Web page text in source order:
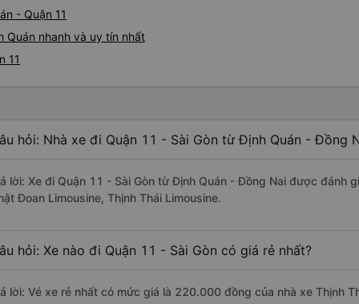
- Quận 11
Quán nhanh và uy tín nhất
11
hỏi: Nhà xe đi Quận 11 - Sài Gòn từ Định Quán - Đồng
lời: Xe đi Quận 11 - Sài Gòn từ Định Quán - Đồng Nai được đánh
Đoan Limousine, Thịnh Thái Limousine.
hỏi: Xe nào đi Quận 11 - Sài Gòn có giá rẻ nhất?
lời: Vé xe rẻ nhất có mức giá là 220.000 đồng của nhà xe Thịnh